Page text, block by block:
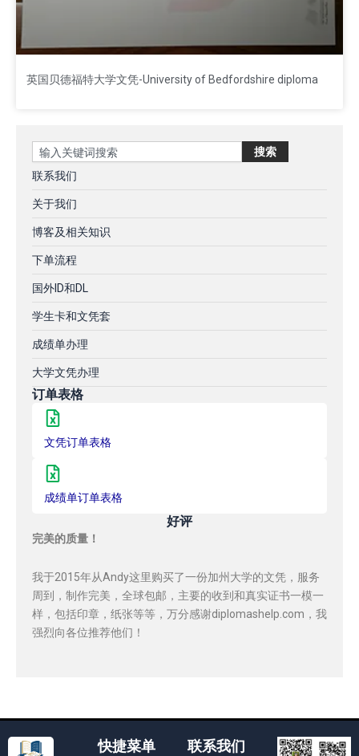
英国贝德福特大学文凭-University of Bedfordshire diploma
Search 搜索
联系我们
关于我们
博客及相关知识
下单流程
国外ID和DL
学生卡和文凭套
成绩单办理
大学文凭办理
订单表格
文凭订单表格
成绩单订单表格
好评
完美的质量！
我于2015年从Andy这里购买了一份加州大学的文凭，服务
周到，制作完美，全球包邮，主要的收到和真实证书一模一
样，包括印章，纸张等等，万分感谢diplomashelp.com，我
强烈向各位推荐他们！
快捷菜单 联系我们